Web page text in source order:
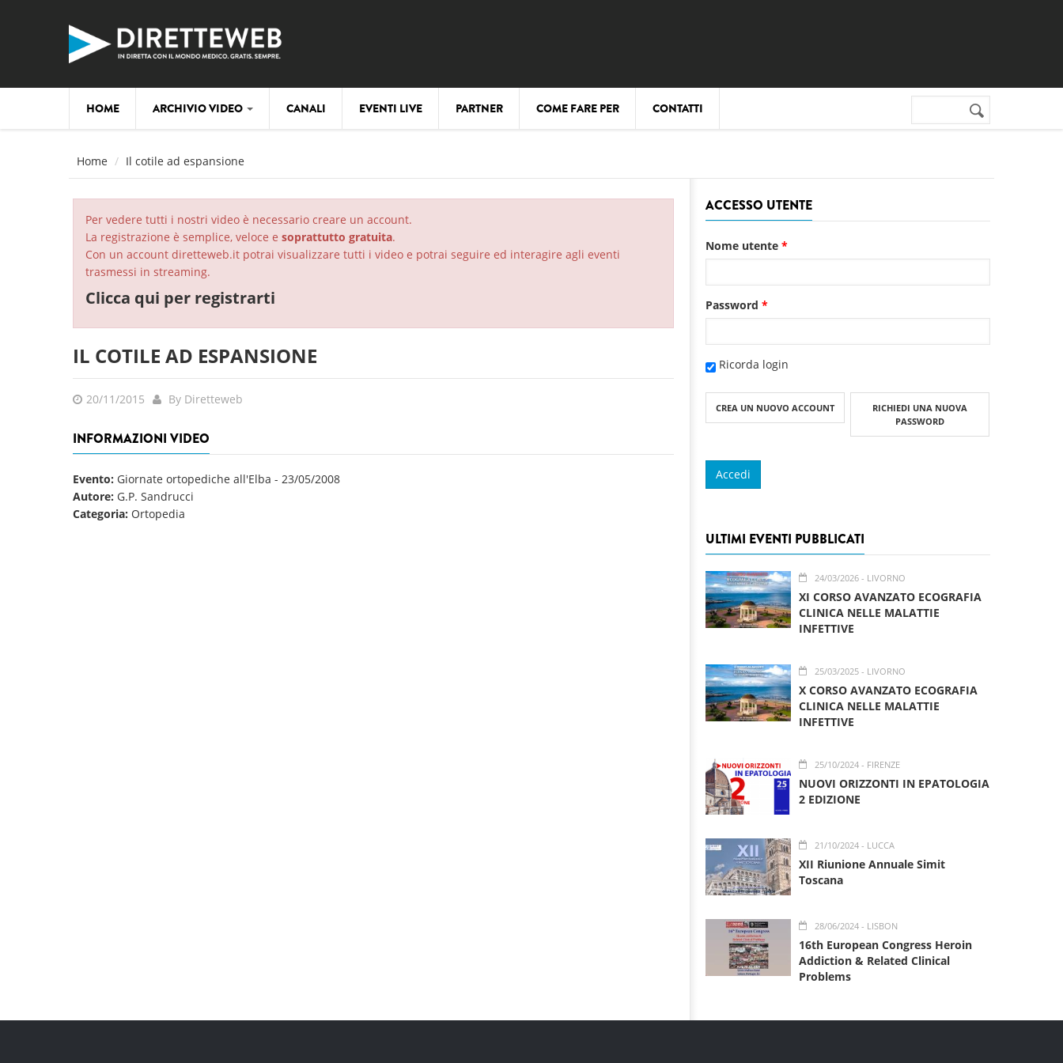
HOME ARCHIVIO VIDEO CANALI EVENTI LIVE PARTNER COME FARE PER CONTATTI Form di
Cerca nel sito
Home Il cotile ad espansione
Per vedere tutti i nostri video è necessario creare un account.
La registrazione è semplice, veloce e soprattutto gratuita.
Con un account diretteweb.it potrai visualizzare tutti i video e potrai seguire ed interagire agli eventi
trasmessi in streaming.
Clicca qui per registrarti
IL COTILE AD ESPANSIONE
20/11/2015 By Diretteweb
INFORMAZIONI VIDEO
Evento: Giornate ortopediche all'Elba - 23/05/2008
Autore: G.P. Sandrucci
Categoria: Ortopedia
ACCESSO UTENTE
Nome utente *
Password *
Ricorda login
CREA UN NUOVO ACCOUNT
RICHIEDI UNA NUOVA
PASSWORD
ULTIMI EVENTI PUBBLICATI
24/03/2026- LIVORNO
XI CORSO AVANZATO ECOGRAFIA
CLINICA NELLE MALATTIE
INFETTIVE
25/03/2025- LIVORNO
X CORSO AVANZATO ECOGRAFIA
CLINICA NELLE MALATTIE
INFETTIVE
25/10/2024- FIRENZE
NUOVI ORIZZONTI IN EPATOLOGIA
2 EDIZIONE
21/10/2024- LUCCA
XII Riunione Annuale Simit
Toscana
28/06/2024- LISBON
16th European Congress Heroin
Addiction & Related Clinical
Problems